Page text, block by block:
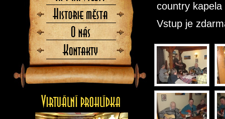
country kapela
Vstup je
výlety
Historie
města
Kontaktujte